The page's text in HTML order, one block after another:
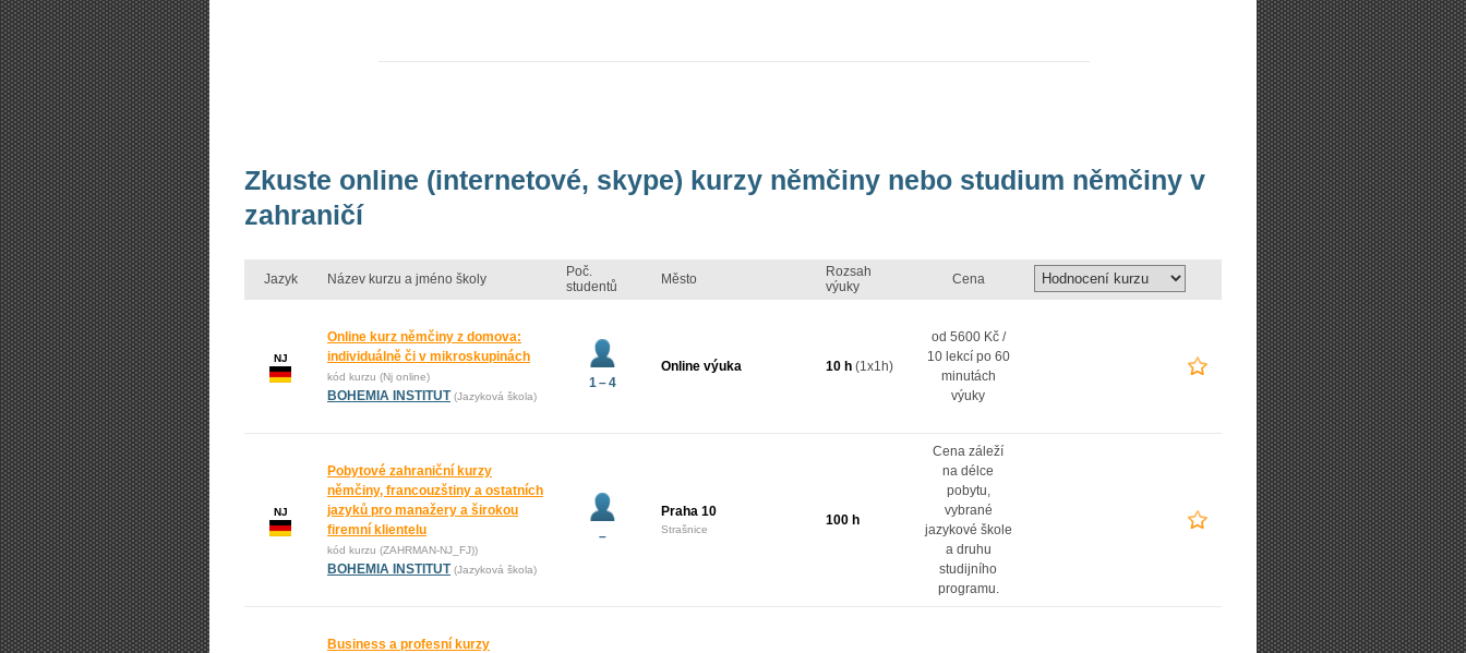
Zkuste online (internetové, skype) kurzy němčiny nebo studium němčiny v
zahraničí
Jazyk Název kurzu a jméno školy
Poč.
studentů
Město
Rozsah
výuky
Cena
NJ
Online kurz němčiny z domova:
individuálně či v mikroskupinách
kód kurzu (Nj online)
BOHEMIA INSTITUT (Jazyková škola)
1 – 4
Online výuka 10 h (1x1h)
od 5600 Kč /
10 lekcí po 60
minutách
výuky
NJ
Pobytové zahraniční kurzy
němčiny, francouzštiny a ostatních
jazyků pro manažery a širokou
firemní klientelu
kód kurzu (ZAHRMAN-NJ_FJ))
BOHEMIA INSTITUT (Jazyková škola)
–
Praha 10
Strašnice
100 h
Cena záleží
na délce
pobytu,
vybrané
jazykové škole
a druhu
studijního
programu.
Business a profesní kurzy